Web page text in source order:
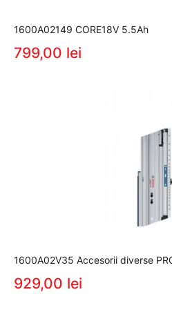
1600A02149 CORE18V 5.5Ah
799,00 lei
1600A02V35 Accesorii diverse
929,00 lei